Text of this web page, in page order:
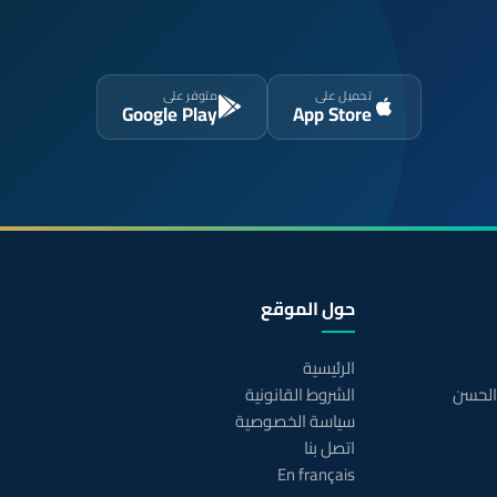
تحميل على
App Store
متوفر على
Google Play
حول الموقع
الرئيسية
الشروط القانونية
سياسة الخصوصية
اتصل بنا
En français